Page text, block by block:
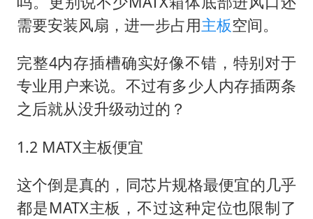
需要安装风扇，进一步占用主板空间。
完整4内存插槽确实好像不错，特别对于
专业用户来说。不过有多少人内存插两条
之后就从没升级动过的？
1.2 MATX主板便宜
这个倒是真的，同芯片规格最便宜的几乎
都是MATX主板，不过这种定位也限制了